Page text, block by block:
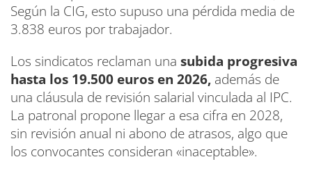
Según la CIG, esto supuso una pérdida media de
3.838 euros por trabajador.
Los sindicatos reclaman una subida progresiva
hasta los 19.500 euros en 2026, además de
una cláusula de revisión salarial vinculada al IPC.
La patronal propone llegar a esa cifra en 2028,
sin revisión anual ni abono de atrasos, algo que
los convocantes consideran «inaceptable».